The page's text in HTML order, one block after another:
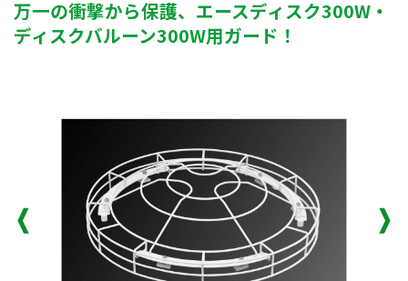
万一の衝撃から保護、エースディスク300W・
ディスクバルーン300W用ガード！